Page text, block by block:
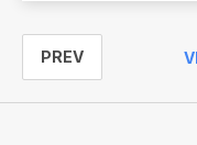
PREV